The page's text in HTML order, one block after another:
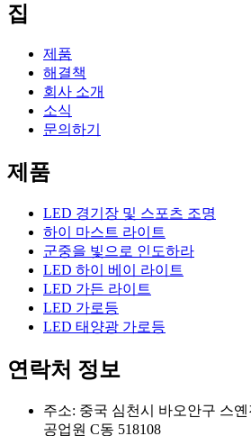
집
제품
해결책
회사 소개
소식
문의하기
제품
LED 경기장 및 스포츠 조명
하이 마스트 라이트
군중을 빛으로 인도하라
LED 하이 베이 라이트
LED 가든 라이트
LED 가로등
LED 태양광 가로등
연락처 정보
주소: 중국 심천시 바오안구 스
공업원 C동 518108